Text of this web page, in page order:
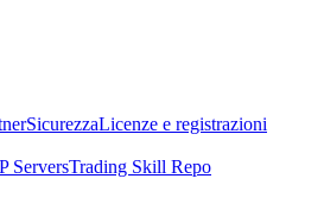
SicurezzaLicenze e registrazioni
ServersTrading Skill Repo